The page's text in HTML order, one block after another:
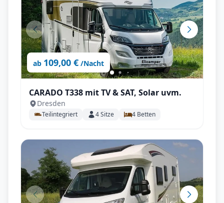
ab 109,00 € /Nacht
CARADO T338 mit TV & SAT, Solar uvm.
Dresden
Teilintegriert 4Sitze 4 Betten